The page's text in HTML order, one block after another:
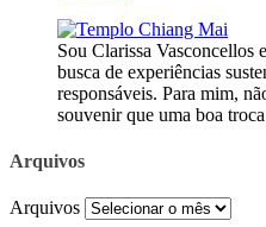
Sou Clarissa Vasconcellos
busca de experiências
responsáveis. Para mim,
souvenir que uma boa
Arquivos
Arquivos